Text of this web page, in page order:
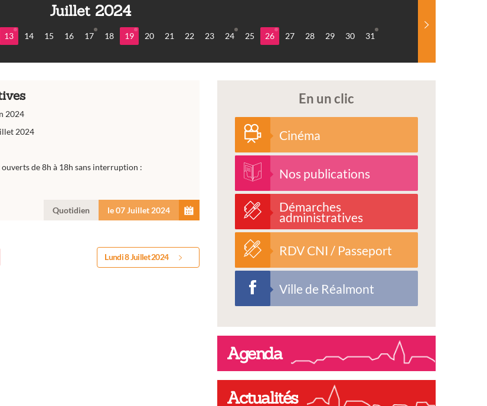
Juillet 2024
13 14 15 16 17 18 19 20 21 22 23 24 25 26 27 28 29 30 31
2024
2024
de 8h à 18h sans interruption :
Quotidien le 07 Juillet 2024
Lundi 8 Juillet 2024
En un clic
Cinéma
Nos publications
Démarches
administratives
RDV CNI / Passeport
Ville de Réalmont
Agenda
Actualités